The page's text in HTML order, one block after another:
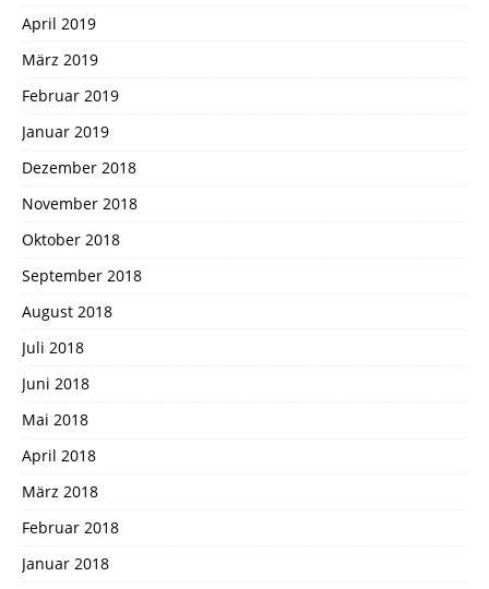
April 2019
März 2019
Februar 2019
Januar 2019
Dezember 2018
November 2018
Oktober 2018
September 2018
August 2018
Juli 2018
Juni 2018
Mai 2018
April 2018
März 2018
Februar 2018
Januar 2018